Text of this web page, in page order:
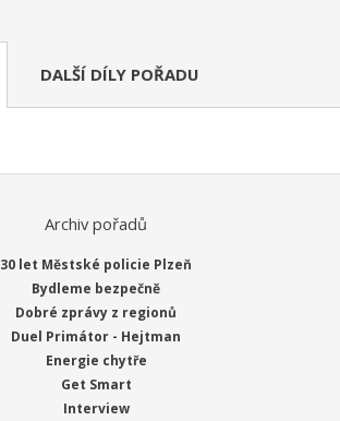
DALŠÍ DÍLY POŘADU
Archiv pořadů
30 let Městské policie Plzeň
Bydleme bezpečně
Dobré zprávy z regionů
Duel Primátor - Hejtman
Energie chytře
Get Smart
Interview